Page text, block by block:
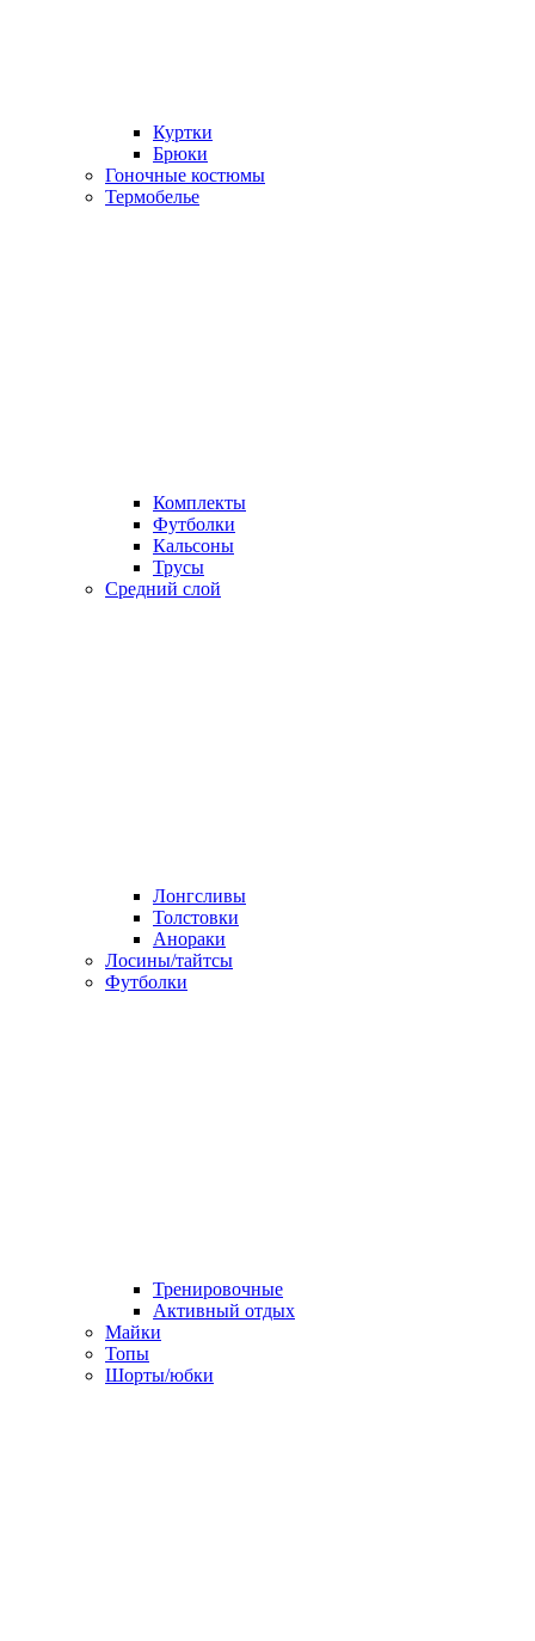
Куртки
Брюки
Гоночные костюмы
Термобелье
Комплекты
Футболки
Кальсоны
Трусы
Средний слой
Лонгсливы
Толстовки
Анораки
Лосины/тайтсы
Футболки
Тренировочные
Активный отдых
Майки
Топы
Шорты/юбки